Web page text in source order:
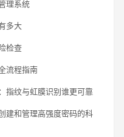
理系统
多大
检查
流程指南
指纹与虹膜识别谁更可靠
建和管理高强度密码的科